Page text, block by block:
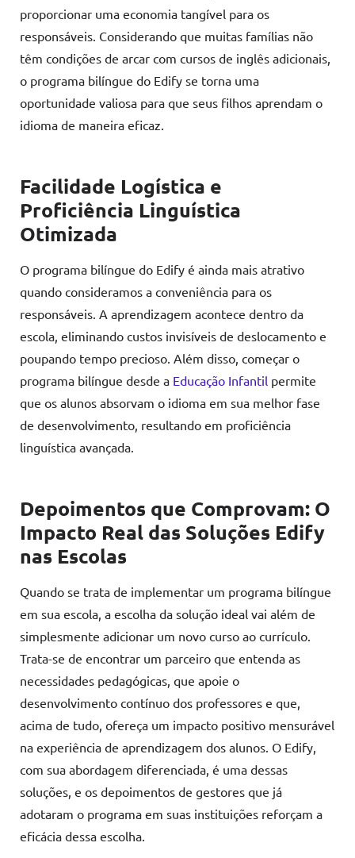
proporcionar uma economia tangível para os
responsáveis. Considerando que muitas famílias não
têm condições de arcar com cursos de inglês adicionais,
o programa bilíngue do Edify se torna uma
oportunidade valiosa para que seus filhos aprendam o
idioma de maneira eficaz.
Facilidade Logística e
Proficiência Linguística
Otimizada
O programa bilíngue do Edify é ainda mais atrativo
quando consideramos a conveniência para os
responsáveis. A aprendizagem acontece dentro da
escola, eliminando custos invisíveis de deslocamento e
poupando tempo precioso. Além disso, começar o
programa bilíngue desde a Educação Infantil permite
que os alunos absorvam o idioma em sua melhor fase
de desenvolvimento, resultando em proficiência
linguística avançada.
Depoimentos que Comprovam: O
Impacto Real das Soluções Edify
nas Escolas
Quando se trata de implementar um programa bilíngue
em sua escola, a escolha da solução ideal vai além de
simplesmente adicionar um novo curso ao currículo.
Trata-se de encontrar um parceiro que entenda as
necessidades pedagógicas, que apoie o
desenvolvimento contínuo dos professores e que,
acima de tudo, ofereça um impacto positivo mensurável
na experiência de aprendizagem dos alunos. O Edify,
com sua abordagem diferenciada, é uma dessas
soluções, e os depoimentos de gestores que já
adotaram o programa em suas instituições reforçam a
eficácia dessa escolha.